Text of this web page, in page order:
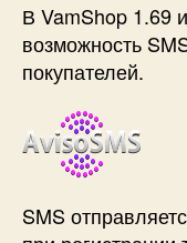
В VamShop 1.69
возможность
покупателей.
SMS